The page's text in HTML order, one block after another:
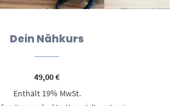
Dein Nähkurs
49,00€
Enthält 19% MwSt.